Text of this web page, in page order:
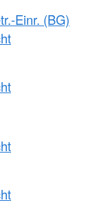
Einr. (BG)